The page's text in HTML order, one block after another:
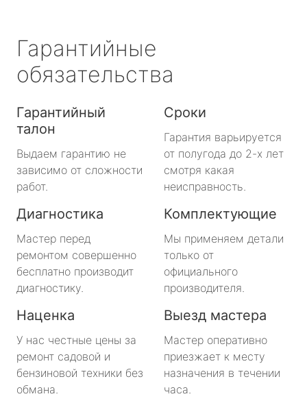
Гарантийные
обязательства
Гарантийный
талон
Выдаем гарантию не
зависимо от сложности
работ.
Сроки
Гарантия варьируется
от полугода до 2-х лет
смотря какая
неисправность.
Диагностика
Мастер перед
ремонтом совершенно
бесплатно производит
диагностику.
Комплектующие
Мы применяем детали
только от
официального
производителя.
Наценка
У нас честные цены за
ремонт садовой и
бензиновой техники без
обмана.
Выезд мастера
Мастер оперативно
приезжает к месту
назначения в течении
часа.